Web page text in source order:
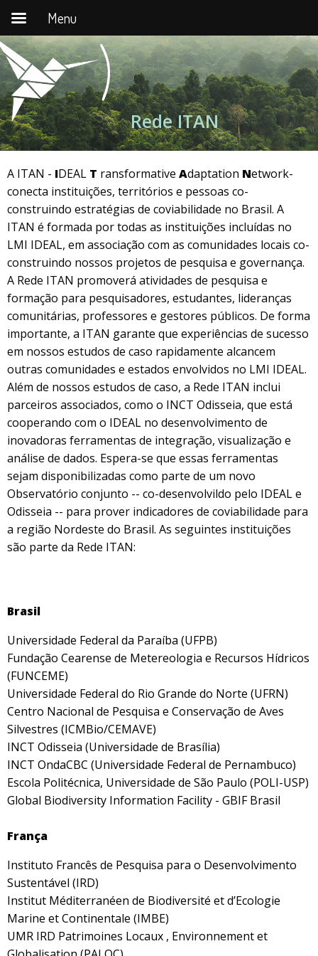
Pular
para
o
conteúdo
Rede ITAN
A ITAN - IDEAL T ransformative Adaptation Network-
conecta instituições, territórios e pessoas co-
construindo estratégias de coviabilidade no Brasil. A
ITAN é formada por todas as instituições incluídas no
LMI IDEAL, em associação com as comunidades locais co-
construindo nossos projetos de pesquisa e governança.
A Rede ITAN promoverá atividades de pesquisa e
formação para pesquisadores, estudantes, lideranças
comunitárias, professores e gestores públicos. De forma
importante, a ITAN garante que experiências de sucesso
em nossos estudos de caso rapidamente alcancem
outras comunidades e estados envolvidos no LMI IDEAL.
Além de nossos estudos de caso, a Rede ITAN inclui
parceiros associados, como o INCT Odisseia, que está
cooperando com o IDEAL no desenvolvimento de
inovadoras ferramentas de integração, visualização e
análise de dados. Espera-se que essas ferramentas
sejam disponibilizadas como parte de um novo
Observatório conjunto -- co-desenvolvildo pelo IDEAL e
Odisseia -- para prover indicadores de coviabilidade para
a região Nordeste do Brasil. As seguintes instituições
são parte da Rede ITAN:
Brasil
Universidade Federal da Paraíba (UFPB)
Fundação Cearense de Metereologia e Recursos Hídricos
(FUNCEME)
Universidade Federal do Rio Grande do Norte (UFRN)
Centro Nacional de Pesquisa e Conservação de Aves
Silvestres (ICMBio/CEMAVE)
INCT Odisseia (Universidade de Brasília)
INCT OndaCBC (Universidade Federal de Pernambuco)
Escola Politécnica, Universidade de São Paulo (POLI-USP)
Global Biodiversity Information Facility - GBIF Brasil
França
Instituto Francês de Pesquisa para o Desenvolvimento
Sustentável (IRD)
Institut Méditerranéen de Biodiversité et d’Ecologie
Marine et Continentale (IMBE)
UMR IRD Patrimoines Locaux , Environnement et
Menu